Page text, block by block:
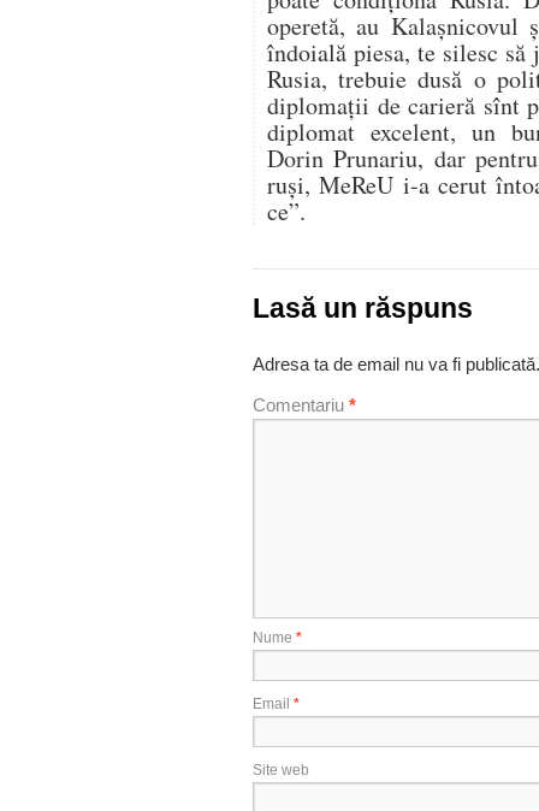
operetă, au
îndoială piesa, te silesc să
Rusia, trebuie dusă o
diplomaţii de carieră sînt
diplomat excelent, un
Dorin Prunariu, dar
ruşi, MeReU i-a cerut
ce”.
Lasă un răspuns
Adresa ta de email nu va fi publicată.
Comentariu *
Nume *
Email *
Site web